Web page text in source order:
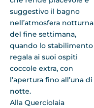
suggestivo il bagno
nell’atmosfera notturna
del fine settimana,
quando lo stabilimento
regala ai suoi ospiti
coccole extra, con
l’apertura fino all’una di
notte.
Alla Querciolaia